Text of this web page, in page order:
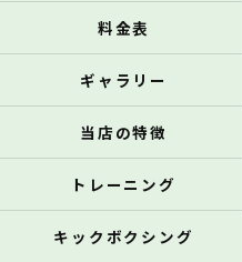
料金表
ギャラリー
当店の特徴
トレーニング
キックボクシング